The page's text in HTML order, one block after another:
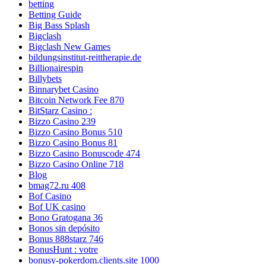
betting
Betting Guide
Big Bass Splash
Bigclash
Bigclash New Games
bildungsinstitut-reittherapie.de
Billionairespin
Billybets
Binnarybet Casino
Bitcoin Network Fee 870
BitStarz Casino :
Bizzo Casino 239
Bizzo Casino Bonus 510
Bizzo Casino Bonus 81
Bizzo Casino Bonuscode 474
Bizzo Casino Online 718
Blog
bmag72.ru 408
Bof Casino
Bof UK casino
Bono Gratogana 36
Bonos sin depósito
Bonus 888starz 746
BonusHunt : votre
bonusy-pokerdom.clients.site 1000